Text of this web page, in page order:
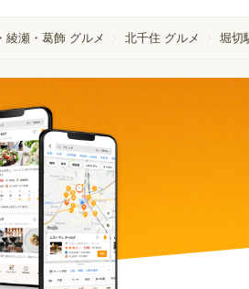
綾瀬・葛飾 グルメ 北千住 グルメ 堀切